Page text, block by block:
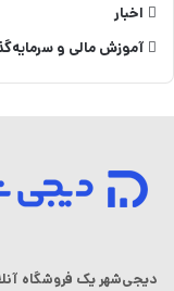
اخبار
آموزش مالی و
دیجی‌شهر یک فروشگاه